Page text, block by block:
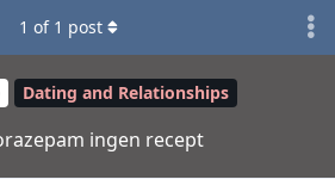
Dating and Relationships
ingen recept
1 of 1 post